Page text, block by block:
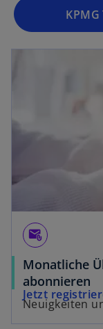
attach_email
Monatliche
abonnieren
Neuigkeiten
Jetzt